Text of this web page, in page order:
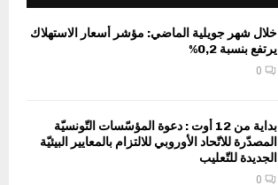
خلال شهر جويلية الماضي: مؤشر أسعار الاستهلاك
يرتفع بنسبة 0,2%
0
بداية من 12 أوت : دعوة المؤسّسات التّونسيّة
المصدّرة للاتّحاد الأوروبي للالتزام بالمعايير البيئيّة
الجديدة للتّعليب
0